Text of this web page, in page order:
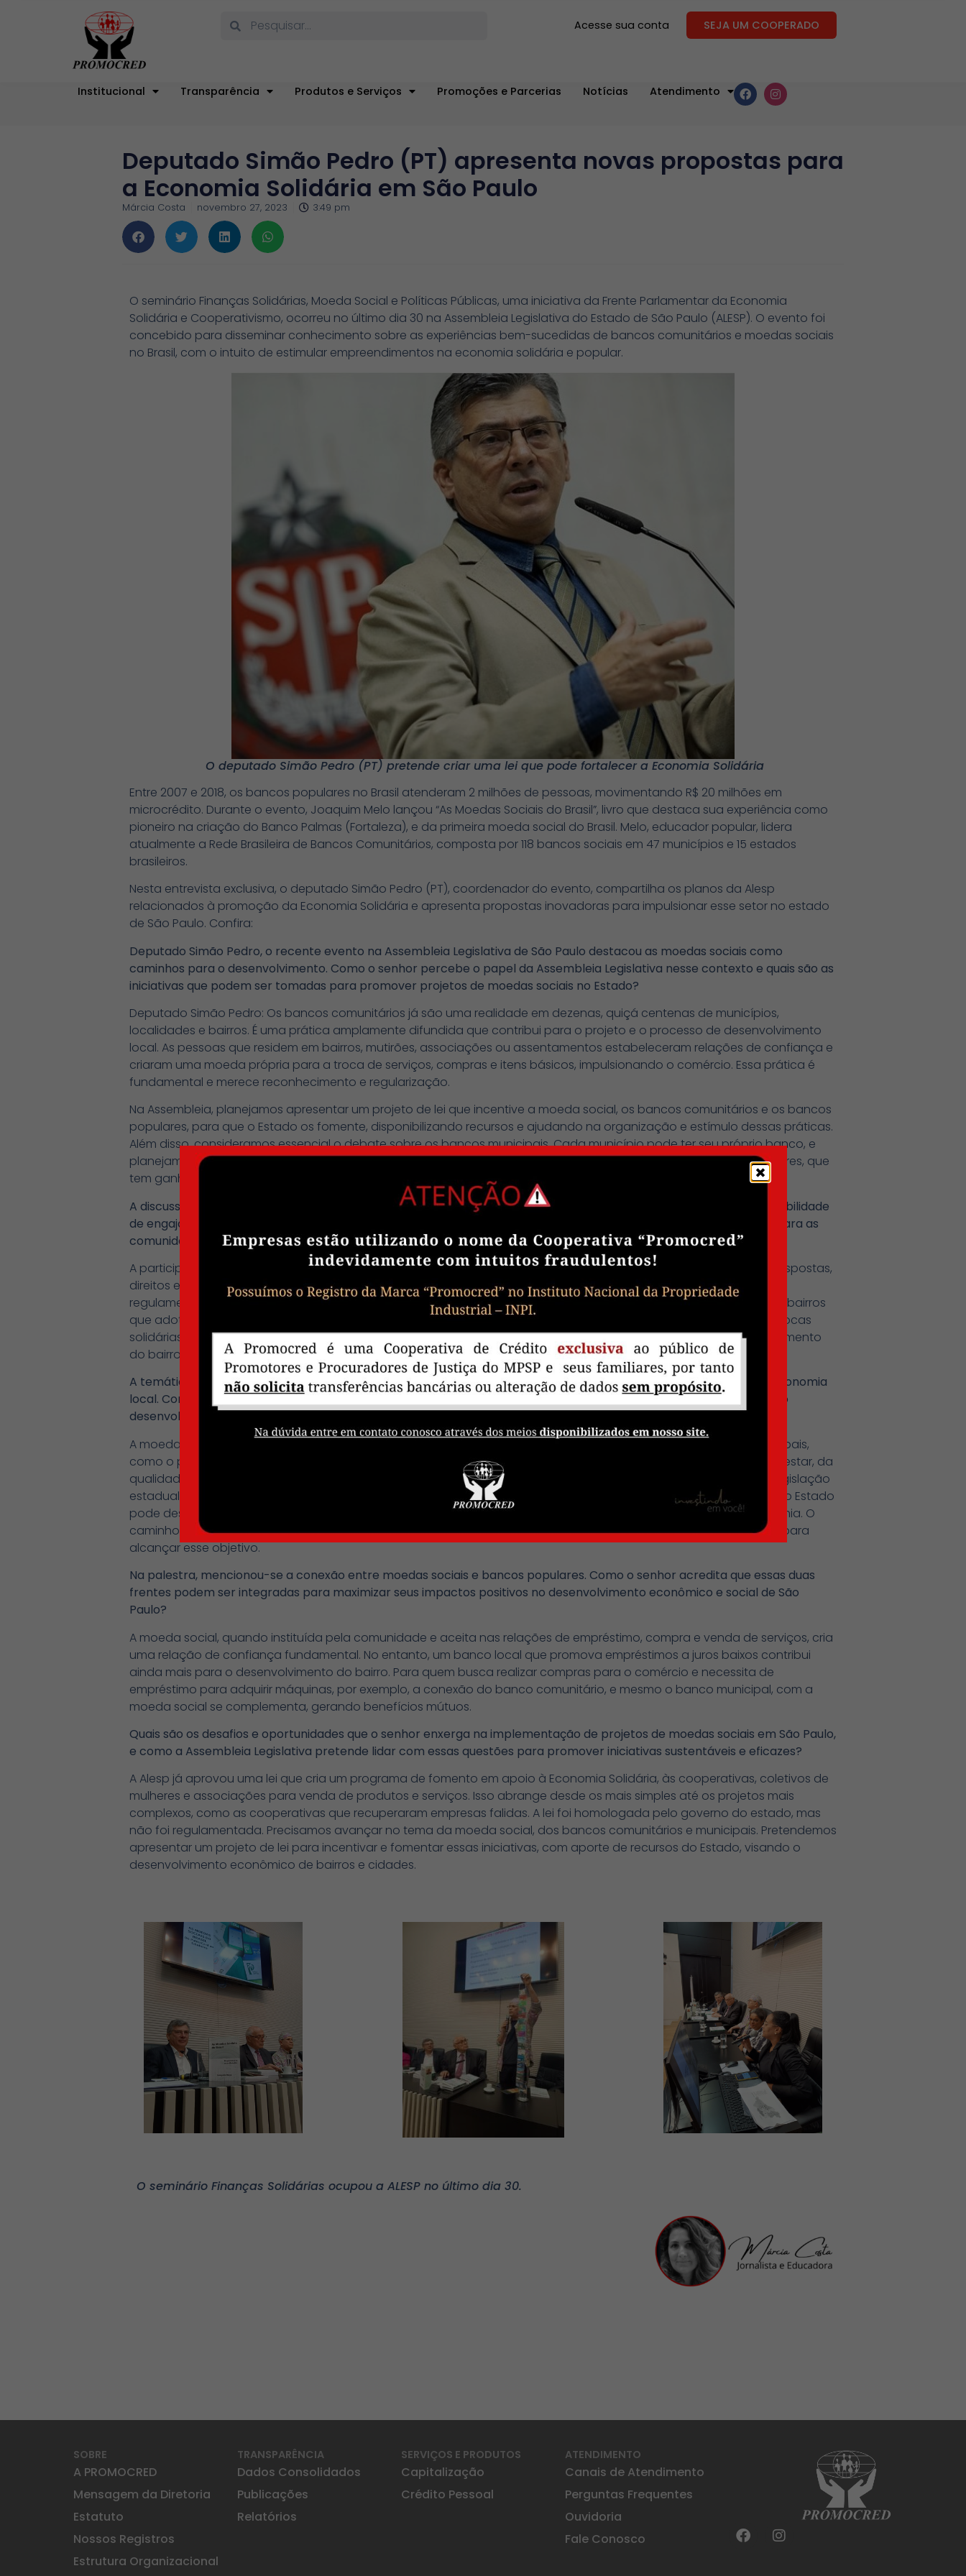
Acesse sua conta SEJA UM COOPERADO
Institucional Transparência Produtos e Serviços Promoções e Parcerias Notícias Atendimento
Deputado Simão Pedro (PT) apresenta novas propostas para
a Economia Solidária em São Paulo
Márcia Costa novembro 27, 2023 3:49 pm
O seminário Finanças Solidárias, Moeda Social e Políticas Públicas, uma iniciativa da Frente Parlamentar da Economia
Solidária e Cooperativismo, ocorreu no último dia 30 na Assembleia Legislativa do Estado de São Paulo (ALESP). O evento foi
concebido para disseminar conhecimento sobre as experiências bem-sucedidas de bancos comunitários e moedas sociais
no Brasil, com o intuito de estimular empreendimentos na economia solidária e popular.
O deputado Simão Pedro (PT) pretende criar uma lei que pode fortalecer a Economia Solidária
Entre 2007 e 2018, os bancos populares no Brasil atenderam 2 milhões de pessoas, movimentando R$ 20 milhões em
microcrédito. Durante o evento, Joaquim Melo lançou “As Moedas Sociais do Brasil”, livro que destaca sua experiência como
pioneiro na criação do Banco Palmas (Fortaleza), e da primeira moeda social do Brasil. Melo, educador popular, lidera
atualmente a Rede Brasileira de Bancos Comunitários, composta por 118 bancos sociais em 47 municípios e 15 estados
brasileiros.
Nesta entrevista exclusiva, o deputado Simão Pedro (PT), coordenador do evento, compartilha os planos da Alesp
relacionados à promoção da Economia Solidária e apresenta propostas inovadoras para impulsionar esse setor no estado
de São Paulo. Confira:
Deputado Simão Pedro, o recente evento na Assembleia Legislativa de São Paulo destacou as moedas sociais como
caminhos para o desenvolvimento. Como o senhor percebe o papel da Assembleia Legislativa nesse contexto e quais são as
iniciativas que podem ser tomadas para promover projetos de moedas sociais no Estado?
Deputado Simão Pedro: Os bancos comunitários já são uma realidade em dezenas, quiçá centenas de municípios,
localidades e bairros. É uma prática amplamente difundida que contribui para o projeto e o processo de desenvolvimento
local. As pessoas que residem em bairros, mutirões, associações ou assentamentos estabeleceram relações de confiança e
criaram uma moeda própria para a troca de serviços, compras e itens básicos, impulsionando o comércio. Essa prática é
fundamental e merece reconhecimento e regularização.
Na Assembleia, planejamos apresentar um projeto de lei que incentive a moeda social, os bancos comunitários e os bancos
populares, para que o Estado os fomente, disponibilizando recursos e ajudando na organização e estímulo dessas práticas.
Além disso, consideramos essencial o debate sobre os bancos municipais. Cada município pode ter seu próprio banco, e
planejamos apresentar um projeto de lei para regulamentar e incentivar essa iniciativa nascida das práticas populares, que
tem ganhado ampla difusão e aceitação em muitos lugares.
A discussão sobre moedas sociais destaca a importância da participação da comunidade. Como o senhor vê a possibilidade
de engajar a população paulista nesse diálogo e quais os benefícios que projetos de moedas sociais podem trazer para as
comunidades locais?
A participação da população é essencial para enfrentar dificuldades e diversidades, cobrando do poder público respostas,
direitos e melhorias. As pessoas consomem, trocam e vendem serviços, sendo crucial que isso ocorra de forma
regulamentada. A prática dos bancos comunitários e moedas sociais vem sendo desenvolvida há muito tempo. Os bairros
que adotam moeda social avançam em conquistas e melhorias, promovendo bem-estar e qualidade de vida. As trocas
solidárias e as relações de confiança fortalecem os laços comunitários, essenciais para o desenvolvimento e crescimento
do bairro. A moeda social, uma iniciativa local, e os bancos municipais, vinculados ao município, são fundamentais.
A temática das moedas sociais muitas vezes está relacionada à promoção da inclusão financeira e ao estímulo à economia
local. Como a Assembleia Legislativa e o Estado de São Paulo podem colaborar para criar um ambiente favorável ao
desenvolvimento dessas iniciativas e ao fortalecimento da economia local?
A moeda social muitas vezes é resultado de uma iniciativa local, de uma comunidade ou bairro, e os bancos municipais,
como o próprio nome indica, são voltados para o município. O Estado, como indutor do desenvolvimento, do bem-estar, da
qualidade de vida e da garantia de direitos, pode incentivar as moedas sociais e bancos municipais por meio de legislação
estadual, permitindo o aporte de recursos e aceitando as moedas sociais nas compras institucionais. Dessa forma, o Estado
pode desempenhar um papel importante no desenvolvimento econômico regional, induzindo localmente a economia. O
caminho das moedas sociais, dos bancos comunitários e dos bancos municipais já se mostrou exitoso e relevante para
alcançar esse objetivo.
Na palestra, mencionou-se a conexão entre moedas sociais e bancos populares. Como o senhor acredita que essas duas
frentes podem ser integradas para maximizar seus impactos positivos no desenvolvimento econômico e social de São
Paulo?
A moeda social, quando instituída pela comunidade e aceita nas relações de empréstimo, compra e venda de serviços, cria
uma relação de confiança fundamental. No entanto, um banco local que promova empréstimos a juros baixos contribui
ainda mais para o desenvolvimento do bairro. Para quem busca realizar compras para o comércio e necessita de
empréstimo para adquirir máquinas, por exemplo, a conexão do banco comunitário, e mesmo o banco municipal, com a
moeda social se complementa, gerando benefícios mútuos.
Quais são os desafios e oportunidades que o senhor enxerga na implementação de projetos de moedas sociais em São Paulo,
e como a Assembleia Legislativa pretende lidar com essas questões para promover iniciativas sustentáveis e eficazes?
A Alesp já aprovou uma lei que cria um programa de fomento em apoio à Economia Solidária, às cooperativas, coletivos de
mulheres e associações para venda de produtos e serviços. Isso abrange desde os mais simples até os projetos mais
complexos, como as cooperativas que recuperaram empresas falidas. A lei foi homologada pelo governo do estado, mas
não foi regulamentada. Precisamos avançar no tema da moeda social, dos bancos comunitários e municipais. Pretendemos
apresentar um projeto de lei para incentivar e fomentar essas iniciativas, com aporte de recursos do Estado, visando o
desenvolvimento econômico de bairros e cidades.
O seminário Finanças Solidárias ocupou a ALESP no último dia 30.
SOBRE
A PROMOCRED
Mensagem da Diretoria
Estatuto
Nossos Registros
Estrutura Organizacional
TRANSPARÊNCIA
Dados Consolidados
Publicações
Relatórios
SERVIÇOS E PRODUTOS
Capitalização
Crédito Pessoal
ATENDIMENTO
Canais de Atendimento
Perguntas Frequentes
Ouvidoria
Fale Conosco